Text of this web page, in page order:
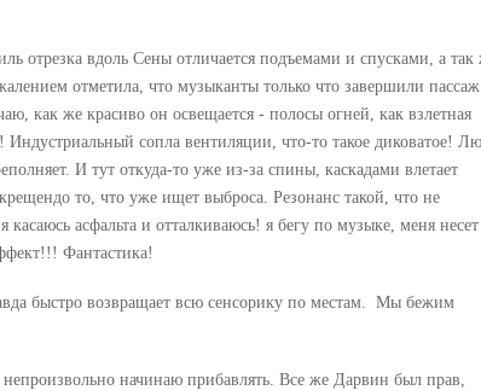
отрезка вдоль Сены отличается подъемами и спусками, а так
отметила, что музыканты только что завершили
как же красиво он освещается - полосы огней, как взлетная
Индустриальный сопла вентиляции, что-то такое диковатое!
И тут откуда-то уже из-за спины, каскадами влетает
то, что уже ищет выброса. Резонанс такой, что не
асфальта и отталкиваюсь! я бегу по музыке, меня несет
Фантастика!
быстро возвращает всю сенсорику по местам. Мы бежим
начинаю прибавлять. Все же Дарвин был прав,